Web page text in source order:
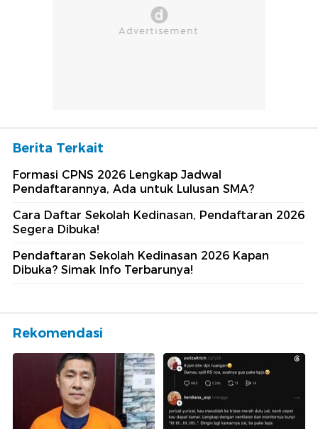
Berita Terkait
Formasi CPNS 2026 Lengkap Jadwal
Pendaftarannya, Ada untuk Lulusan SMA?
Cara Daftar Sekolah Kedinasan, Pendaftaran 2026
Segera Dibuka!
Pendaftaran Sekolah Kedinasan 2026 Kapan
Dibuka? Simak Info Terbarunya!
Rekomendasi